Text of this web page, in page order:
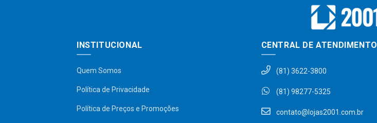
INSTITUCIONAL
Quem Somos
Política de Privacidade
Política de Preços e Promoções
CENTRAL DE ATENDIMENTO
(81) 3622-3800
(81) 98277-5325
contato@lojas2001.com.br